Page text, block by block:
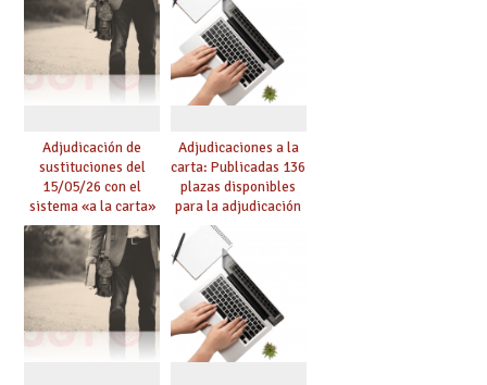
Adjudicación de
sustituciones del
15/05/26 con el
sistema «a la carta»
conseguido con el
Acuerdo de Mejoras
Adjudicaciones a la
carta: Publicadas 136
plazas disponibles
para la adjudicación
de mañana y abierto
plazo de solicitudes